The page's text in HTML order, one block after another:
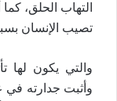
التهاب الحلق،
تصيب الإنسان
والتي يكون لها
وأثبت جدارته في